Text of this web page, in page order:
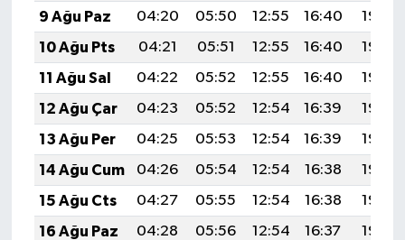
9 Ağu Paz
04:20 05:50 12:55 16:40
19:50
10 Ağu Pts
04:21 05:51 12:55 16:40
19:49
11 Ağu Sal
04:22 05:52 12:55 16:40
19:48
12 Ağu Çar
04:23 05:52 12:54 16:39
19:46
13 Ağu Per
04:25 05:53 12:54 16:39
19:45
14 Ağu Cum
04:26 05:54 12:54 16:38
19:44
15 Ağu Cts
04:27 05:55 12:54 16:38
19:43
16 Ağu Paz
04:28 05:56 12:54 16:37
19:42